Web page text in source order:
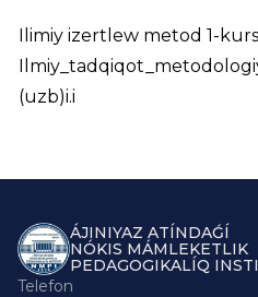
Ilimiy izertlew metod 1-
(uzb)i.i
ÁJINIYAZ ATÍNDAǴÍ
NÓKIS MÁMLEKETLIK
PEDAGOGIKALÍQ
Telefon